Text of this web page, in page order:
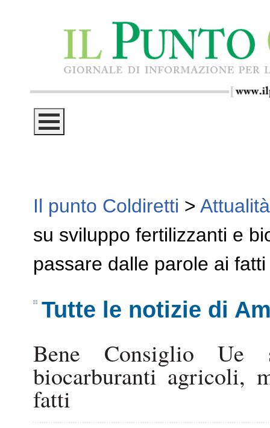
Il punto Coldiretti > Attualità
su sviluppo fertilizzanti e
passare dalle parole ai fatti
Tutte le notizie di
Bene Consiglio Ue
biocarburanti agricoli,
fatti